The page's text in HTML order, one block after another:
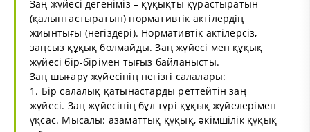
Заң жүйесі дегеніміз – құқықты құрастыратын
(қалыптастыратын) нормативтік актілердің
жиынтығы (негіздері). Нормативтік актілерсіз,
заңсыз құқық болмайды. Заң жүйесі мен құқық
жүйесі бір-бірімен тығыз байланысты.
Заң шығару жүйесінің негізгі салалары:
1. Бір салалық қатынастарды реттейтін заң
жүйесі. Заң жүйесінің бұл түрі құқық жүйелерімен
ұқсас. Мысалы: азаматтық құқық, әкімшілік құқық